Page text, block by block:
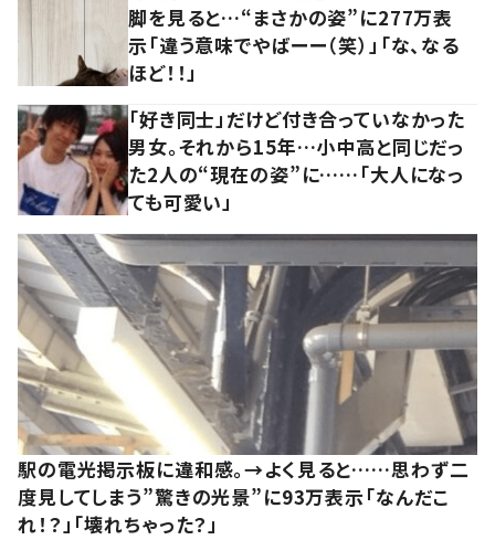
脚を見ると…“まさかの姿”に277万表
示「違う意味でやばーー（笑）」「な、なる
ほど！！」
「好き同士」だけど付き合っていなかった
男女。それから15年…小中高と同じだっ
た2人の“現在の姿”に……「大人になっ
ても可愛い」
駅の電光掲示板に違和感。→よく見ると……思わず二
度見してしまう”驚きの光景”に93万表示「なんだこ
れ！？」「壊れちゃった？」